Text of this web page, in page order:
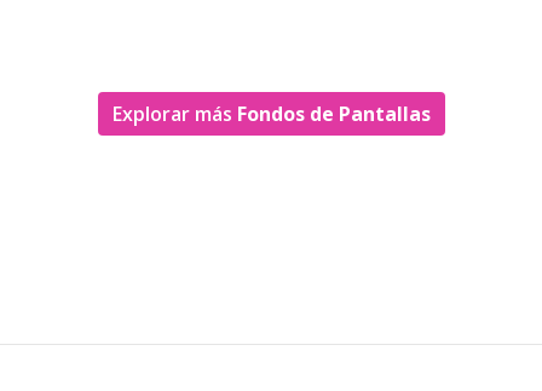
Explorar más Fondos de Pantallas